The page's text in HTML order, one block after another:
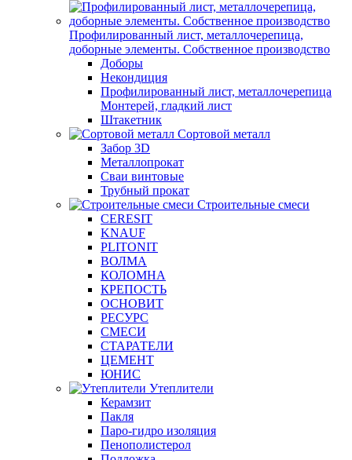
Профилированный лист, металлочерепица,
доборные элементы. Собственное производство
Доборы
Некондиция
Профилированный лист, металлочерепица
Монтерей, гладкий лист
Штакетник
Сортовой металл
Забор 3D
Металлопрокат
Сваи винтовые
Трубный прокат
Строительные смеси
CERESIT
KNAUF
PLITONIT
ВОЛМА
КОЛОМНА
КРЕПОСТЬ
ОСНОВИТ
РЕСУРС
СМЕСИ
СТАРАТЕЛИ
ЦЕМЕНТ
ЮНИС
Утеплители
Керамзит
Пакля
Паро-гидро изоляция
Пенополистерол